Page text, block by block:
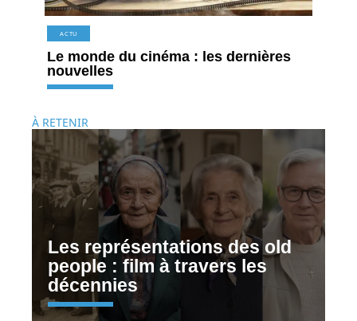
ACTU
Le monde du cinéma : les dernières
nouvelles
À RETENIR
Les représentations des old
people : film à travers les
décennies